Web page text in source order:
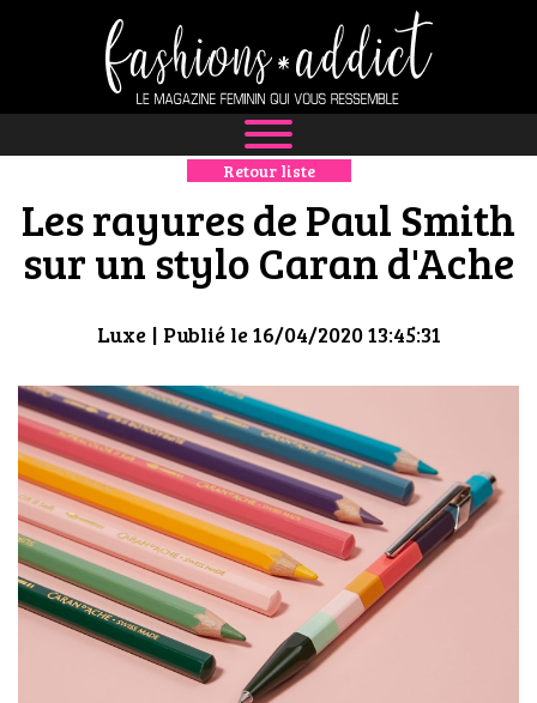
NEWS
MODE
BOUTIQUE
CULTURE
HIGH TECH
MAISON
AUTO
Retour liste
Les rayures de Paul Smith
sur un stylo Caran d'Ache
Luxe| Publié le 16/04/2020 13:45:31